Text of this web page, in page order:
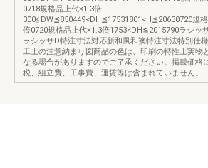
0718規格品上代×1.3倍
300≦DW≦850449<DH≦17531801<H≦20630720規
倍0720規格品上代×1.3倍1753<DH≦2015790ラシッ
ラシッサD特注寸法対応新和風和襖特注寸法特別仕
工上の注意納まり図商品の色は、印刷の特性上実物
なる場合がありますのでご了承ください。掲載価格
税、組立費、工事費、運賃等は含まれていません。